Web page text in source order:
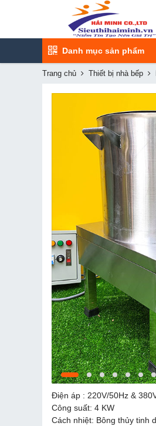
Danh mục sản phẩm
Trang chủ Thiết bị nhà bếp
Điện áp : 220V/50Hz &
Công suất: 4 KW
Cách nhiệt: Bông thủy tinh